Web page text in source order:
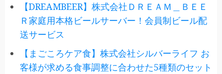
【DREAMBEER】株式会社ＤＲＥＡＭ＿ＢＥＥ
Ｒ家庭用本格ビールサーバー！会員制ビール配
送サービス
【まごころケア食】株式会社シルバーライフ お
客様が求める食事調整に合わせた5種類のセット